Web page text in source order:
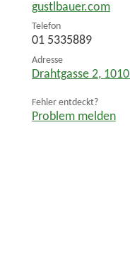
gustlbauer.com
Telefon
01 5335889
Adresse
Drahtgasse 2, 1010
Fehler entdeckt?
Problem melden